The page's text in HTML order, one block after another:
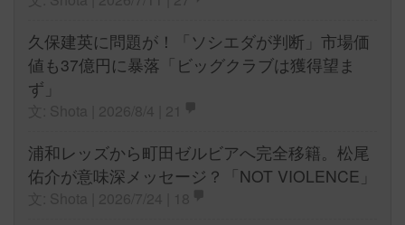
久保建英に問題が！「ソシエダが判断」市場価
値も37億円に暴落「ビッグクラブは獲得望ま
ず」
浦和レッズから町田ゼルビアへ完全移籍。松尾
佑介が意味深メッセージ？「NOT VIOLENCE」